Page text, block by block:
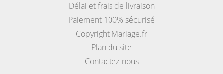
Délai et frais de livraison
Paiement 100% sécurisé
Copyright Mariage.fr
Plan du site
Contactez-nous